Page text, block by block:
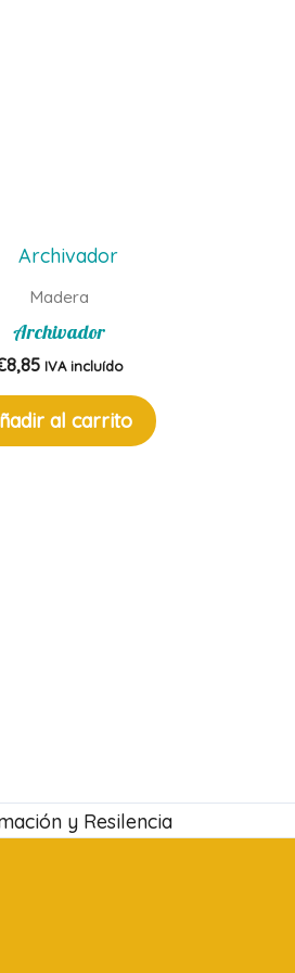
Madera
Archivador
8,85 IVA incluído
al carrito